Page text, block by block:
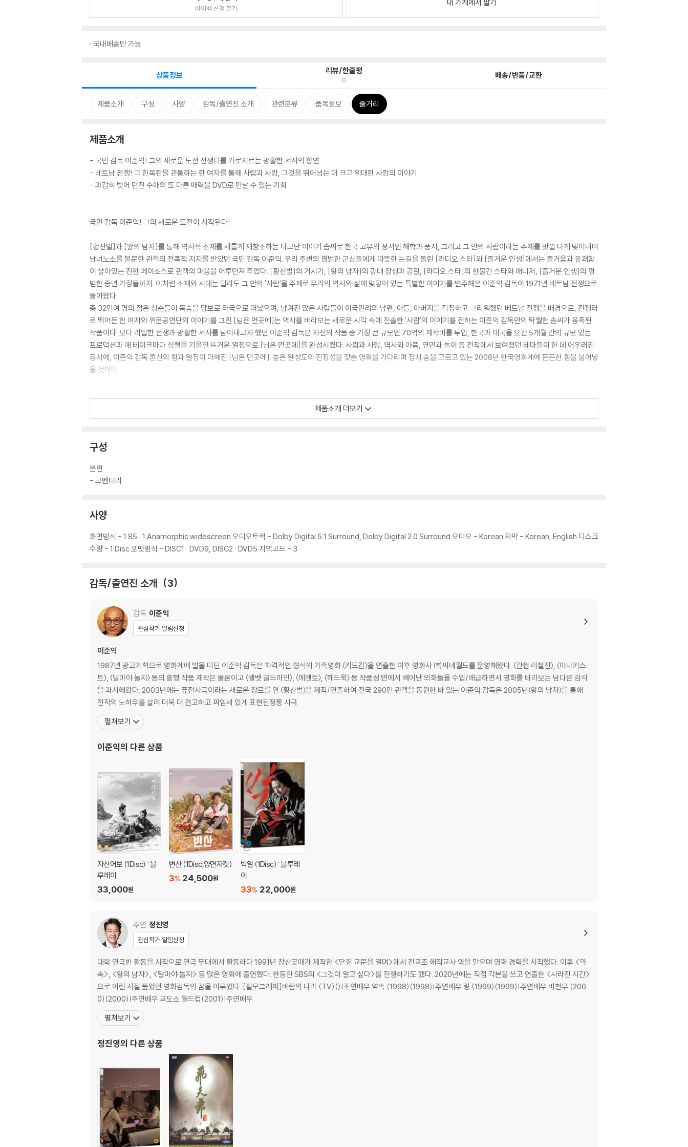
바이백 신청 불가
내 가게에서 팔기
국내배송만 가능
상품정보 리뷰/한줄평
0 배송/반품/교환
제품소개 구성 사양 감독/출연진 소개 관련분류 품목정보 줄거리
제품소개
- 국민 감독 이준익! 그의 새로운 도전 전쟁터를 가로지르는 광활한 서사의 향연
- 베트남 전쟁! 그 한복판을 관통하는 한 여자를 통해 사람과 사랑, 그것을 뛰어넘는 더 크고 위대한 사랑의 이야기
- 과감히 벗어 던진 수애의 또 다른 매력을 DVD로 만날 수 있는 기회
국민 감독 이준익! 그의 새로운 도전이 시작된다!
[황산벌]과 [왕의 남자]를 통해 역사적 소재를 새롭게 재창조하는 타고난 이야기 솜씨로 한국 고유의 정서인 해학과 풍자, 그리고 그 안의 사람이라는 주제를 맛깔 나게 빚어내며
남녀노소를 불문한 관객의 전폭적 지지를 받았던 국민 감독 이준익. 우리 주변의 평범한 군상들에게 따뜻한 눈길을 돌린 [라디오 스타]와 [즐거운 인생]에서는 즐거움과 유쾌함
이 살아있는 진한 페이소스로 관객의 마음을 어루만져 주었다. [황산벌]의 거시기, [왕의 남자]의 광대 장생과 공길, [라디오 스타]의 한물간 스타와 매니저, [즐거운 인생]의 평
범한 중년 가장들까지. 이처럼 소재와 시대는 달라도 그 안의 '사람'을 주제로 우리의 역사와 삶에 맞닿아 있는 특별한 이야기를 변주해온 이준익 감독이 1971년 베트남 전쟁으로
돌아왔다.
총 32만여 명의 젊은 청춘들이 목숨을 담보로 타국으로 떠났으며, 남겨진 많은 사람들이 이국만리의 남편, 아들, 아버지를 걱정하고 그리워했던 베트남 전쟁을 배경으로, 전쟁터
로 뛰어든 한 여자와 위문공연단의 이야기를 그린 [님은 먼곳에]는 역사를 바라보는 새로운 시각 속에 진솔한 '사람'의 이야기를 전하는 이준익 감독만의 탁월한 솜씨가 응축된
작품이다. 보다 리얼한 전쟁과 광활한 서사를 담아내고자 했던 이준익 감독은 자신의 작품 중 가장 큰 규모인 70억의 제작비를 투입, 한국과 태국을 오간 5개월 간의 규모 있는
프로덕션과 매 테이크마다 심혈을 기울인 뜨거운 열정으로 [님은 먼곳에]를 완성시켰다. 사람과 사랑, 역사와 아픔, 연민과 놀이 등 전작에서 보여졌던 테마들이 한 데 어우러진
동시에, 이준익 감독 혼신의 힘과 열정이 더해진 [님은 먼곳에]. 높은 완성도와 진정성을 갖춘 영화를 기다리며 잠시 숨을 고르고 있는 2008년 한국영화계에 든든한 힘을 불어넣
을 것이다.
전쟁터를 가로지르는 광활한 서사가 펼쳐진다!
남편을 찾기 위해 전쟁터로 뛰어든 '순이'의 여정을 그린 [님은 먼곳에]는 한국 근대사의 한 페이지였던 베트남 전쟁을 소재로 근래 한국영화에서 보기 힘들었던 광활한 서사와
강력한 드라마를 담아낸 작품이다. 엄한 시어머니가 가장 무서운 존재였던 평화로운 시골 마을에서, 월남 위문공연단 모집이 한창인 70년대 한국 거리를 지나, 베트남 한복판을
관통하는 순이의 여정은 생과 사를 넘나드는 전쟁의 사실적 풍경과 함께 그 안에 혼재된 다양한 사람들과 마주한다. 한 마을이 초토화되고 있는 순간에도 전쟁으로 호황을 맞은
수많은 클럽들이 밤새 불을 밝히고, 달러벌이를 위해 그곳을 전전하는 한국 사람들이 뒤섞인 사이공 시내, 고국에서 온 위문공연단에 환호하는 젊은 군인들의 열기로 가득 찬 야
을 자극하는 영화가 아닌, 아픈 역사를 관통하는 서사와 그 안의 사람들의 이야기가 살아있는 탄탄한 드라마의 힘으로 관객의 마음을 움직이는 작품이 될 것이다.
전쟁 한복판의 여인!
새로운 시각으로 베트남 전쟁을 이야기하다!
[님은 먼곳에]는 주로 남자들의 이야기를 다뤄왔던 이준익 감독이 최초로 여성을 주인공으로 내세운 영화다. '전쟁'이라는 가장 남성적인 소재로 여성의 이야기를 그려냈다는 점
에서 새로움과 기대감을 더하는 [님은 먼곳에]는 베트남 전쟁을 기존 헐리우드 영화가 보여줬던 미국 중심의 영웅주의나 가해자와 피해자의 이분법적 시선이 아닌 평범한 여성
진 풍경은 이념과 옳고 그름을 떠나 전쟁이 인간에게 얼마나 큰 비극이며 아픔인지, 전쟁의 아이러니와 슬픔을 더욱 극명하게 담아낸다.
"니가 사랑이 뭔지 아나"라는 말 한마디를 남긴 채 전쟁터로 가버린 남편을 찾기 위해, 전쟁 한복판을 꿋꿋하게 헤쳐가며 현대의 그 누구보다도 강인한 내면과 당당한 모습을 보
여주는 여성 순이. 나약하게 쓰러지지 않고 전쟁의 소용돌이를 묵묵히 가로지르며 강하게 변모해가는 순이를 통해 인간에 대한 연민과 포용력을 담아낸 [님은 먼곳에]는 전쟁영
화의 새로운 지평을 열며, 단순히 남녀간의 사랑이 아닌 보다 깊고 넓은 테두리에서 진정한 사랑의 의미를 되짚는 영화로 큰 진폭의 감동을 선사할 것이다.
베트남 전쟁의 위문공연단! 스크린으로 되살아난다!
베트남전 당시 수많은 장병들 앞에서 매혹적인 모습으로 노래 하고 있는 어느 여가수의 흑백 사진 한 장에서 시작된 영화 [님은 먼곳에]. 일촉즉발의 전쟁터와는 어울리지 않는
환희와 열기로 가득 찬 사진의 드라마틱한 힘에 매료된 이준익 감독은 실제 패티김, 현미, 김세레나 등 당대 최고 가수들이 함께 했던 베트남 전쟁의 위문공연단이라는 신선한 소
재를 더욱 풍성하고 깊이 있는 드라마로 완성시켰다. 남편을 찾기 위해 위문공연단의 보컬 '써니'가 되어 노래하는 순이, 그리고 그녀의 춤과 노래에 환호와 열정을 뿜어내는 수많
러니와 슬픔을 느끼게 한다. 그리고 전쟁터에서 한 몫 단단히 챙기려는 위문공연단 단장 정만과 고국으로 돌아가고 싶지만 베트남에서의 미련을 버리지 못하는 밴드 멤버 용득.
누군가에겐 목숨을 건 죽음의 공간이었고, 누군가에겐 돈벌이의 수단이었고, 또 다른 누군가에겐 꿈이었던 베트남 전쟁 속에서 희로애락을 간직한 진짜 사람들의 이야기는 197
0년대 우리의 과거와 오버랩되며 더욱 진솔한 재미와 감동으로 다가갈 것이다.
'님은 먼곳에'부터 올드팝까지!
시대와 세대를 초월한 빈티지 뮤직의 향연!
[라디오 스타]와 [즐거운 인생]에서 이준익 감독과 호흡을 맞추며 주옥 같은 영화 음악을 탄생시켰던 한국 최고의 실력파 음악 감독 방준석, 이병훈. 그들이 다시 결합한 [님은 먼
곳에]는 가요부터 올드팝까지 1970년대를 풍미했던 최고의 명곡들이 캐릭터의 감정선과 스토리에 따라 펼쳐지며 가슴으로 전해지는 특별한 음악으로 귀와 감성을 자극한다. 7
0년대를 대표하는 가수 김추자의 불멸의 히트곡이자 90년대 조관우의 리메이크로 더욱 친숙한, 영화 속에서 수애가 직접 불러 또 한번의 화제를 예감케 하는 '님은 먼곳에'를 필
두로 대한민국 록의 거장 신중현과 당대 최고의 스타 김추자 콤비가 탄생시킨 '늦기 전에'와 '월남에서 돌아온 김상사', 아일랜드 독립 전쟁에서 죽어간 자식, 남편, 친구를 떠나 보
내는 슬픈 가사와 선율로 오랫동안 사랑 받아 온 '대니보이', 70년대의 낭만과 추억을 고스란히 간직한 CCR의 '수지Q' 등 세월이 지나도 빛을 잃지 않는 명곡들이 스크린을 가득
베트남 전쟁 속의 수애, 정진영, 정경호, 엄태웅!
실력파 배우들, 그들의 변신!
청순 가련, 단아한 여인의 이미지로 대표되어 왔던 수애가 이전의 모습과는 반대의 지점에 있는 강인한 여인으로 돌아왔다. 항상 작품마다 배우의 새로운 얼굴을 끄집어 내며 보
석 같은 배우의 진가를 확인시켜 준 이준익 감독이 처음 선택한 여배우라는 점에서 기대감을 높이는 수애는 70년대 시골의 평범한 '순이'부터 위문공연단 가수 '써니'까지 주인공
의 변화와 심리를 완벽하게 표현해냈다. '써니'가 되기 위해 예전의 모습은 생각 할 수 없을 정도로 외모부터 파격적 변신을 꾀한 수애는 촬영 전 다양한 노래와 춤을 완벽하게 마
스터하는 것은 물론, 전쟁 속 극한의 상황에서 보여지는 '순이'의 위대한 모성적 사랑과 강인한 내면을 몰라보게 깊어진 눈빛으로 표현해내며, 작품 전체를 관통하는 강력한 힘과
묵직한 울림을 전해준다.
역 연기를 선보인다. 이기적이고 돈만 밝히는 속물이지만 결코 미워할 수 없는 연민과 정(情)이 묻어나는 살아있는 캐릭터를 완성시킨 정진영은 탄탄한 내공과 여전한 존재감으
로 극에 활력을 불어넣을 것이다. 또한 귀엽고 세련된 이미지의 배우 정경호가 특유의 도회적 이미지를 벗고 외면의 분노 속 따스한 인간미를 간직한 '용득'으로 분하여 영화에 온
기를 채우며, 한국 영화계의 핵심 주역 엄태웅은 모든 것을 버리고 전쟁터로 떠난 순이의 남편 '상길' 역을 맡아 고뇌와 번민이 묻어나는 얼굴로 강렬한 힘을 스크린에 뿜어낸다. 1
971년 베트남 전쟁, 그 한복판에서 만난 실력파 배우들의 새로운 변신은 영화 [님은 먼곳에]의 살아 숨쉬는 생생한 감동을 만들어낼 것이다.
태국 정부와 군의 전폭적 지원!
"영화 공화국 시민"으로 뭉친 다국적 스탭들!
[님은 먼곳에]로 소통하다!
제품소개 더보기
구성
본편
- 코멘터리
사양
화면방식 - 1.85 : 1 Anamorphic widescreen 오디오트랙 - Dolby Digital 5.1 Surround, Dolby Digital 2.0 Surround 오디오 - Korean 자막 - Korean, English 디스크
수량 - 1 Disc 포맷방식 - DISC1 : DVD9, DISC2 : DVD5 지역코드 - 3
감독/출연진 소개 3
감독 이준익
관심작가 알림신청
이준익
1987년 광고기획으로 영화계에 발을 디딘 이준익 감독은 파격적인 형식의 가족영화 〈키드캅〉을 연출한 이후 영화사 ㈜씨네월드를 운영해왔다. 〈간첩 리철진〉, 〈아나키스
트〉, 〈달마야 놀자〉 등의 흥행 작품 제작은 물론이고 〈벨벳 골드마인〉, 〈메멘토〉, 〈헤드윅〉 등 작품성 면에서 빼어난 외화들을 수입/배급하면서 영화를 바라보는 남다른 감각
을 과시해왔다. 2003년에는 퓨전사극이라는 새로운 장르를 연 〈황산벌〉을 제작/연출하여 전국 290만 관객을 동원한 바 있는 이준익 감독은 2005년〈왕의 남자〉를 통해
전작의 노하우를 살려 더욱 더 견고하고 짜임새 있게 표현된정통 사극
펼쳐보기
이준익의 다른 상품
자산어보 (1Disc) : 블
루레이
33,000원
변산 (1Disc,양면자켓)
24,500원
3%
박열 (1Disc) : 블루레
이
22,000원
33%
주연 정진영
관심작가 알림신청
대학 연극반 활동을 시작으로 연극 무대에서 활동하다 1991년 장산곶매가 제작한 <닫힌 교문을 열며>에서 전교조 해직교사 역을 맡으며 영화 경력을 시작했다. 이후 <약
속>, <왕의 남자>, <달마야 놀자> 등 많은 영화에 출연했다. 한동안 SBS의 <그것이 알고 싶다>를 진행하기도 했다. 2020년에는 직접 각본을 쓰고 연출한 <사라진 시간>
으로 어린 시절 품었던 영화감독의 꿈을 이루었다..[필모그래피]바람의 나라 (TV)()|조연배우 약속 (1998)(1998)|주연배우 링 (1999)(1999)|주연배우 비천무 (200
0)(2000)|주연배우 교도소 월드컵(2001)|주연배우
펼쳐보기
정진영의 다른 상품